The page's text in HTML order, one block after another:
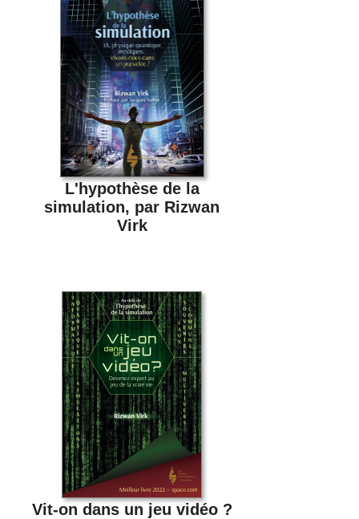
L'hypothèse de la
simulation, par Rizwan
Virk
Vit-on dans un jeu vidéo ?